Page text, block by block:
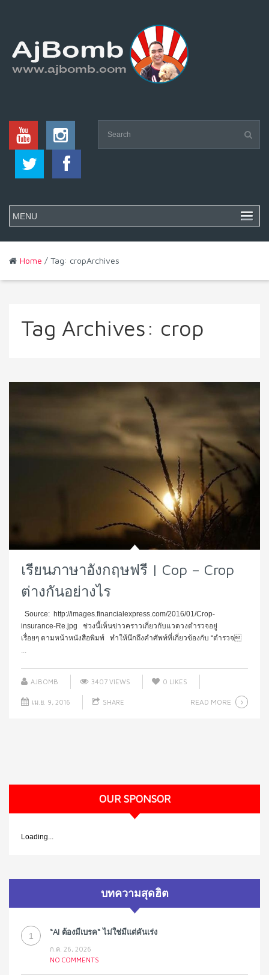
Home / Tag: cropArchives
Tag Archives: crop
เรียนภาษาอังกฤษฟรี | Cop – Crop
ต่างกันอย่างไร
Source: http://images.financialexpress.com/2016/01/Crop-
insurance-Re.jpg ช่วงนี้เห็นข่าวคราวเกี่ยวกับแวดวงตำรวจอยู่
เรื่อยๆ ตามหน้าหนังสือพิมพ์ ทำให้นึกถึงคำศัพท์ที่เกี่ยวข้องกับ “ตำรวจ
AJBOMB 3407 VIEWS 0 LIKES
เม.ย. 9, 2016 SHARE READ MORE
OUR SPONSOR
Loading...
บทความสุดฮิต
1 “AI ต้องมีเบรค“ ไม่ใช่มีแต่คันเร่ง
ก.ค. 26, 2026
NO COMMENTS